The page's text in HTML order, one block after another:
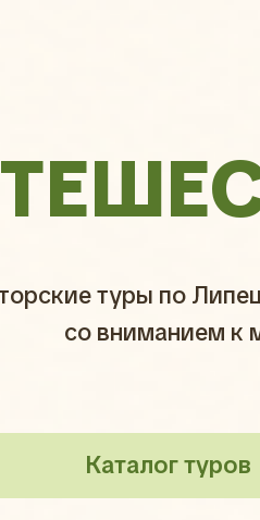
туры по
со вниманием к
Каталог туров